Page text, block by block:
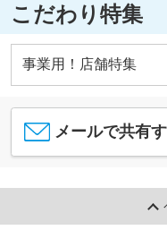
こだわり特集
事業用！店舗特集
メールで共有